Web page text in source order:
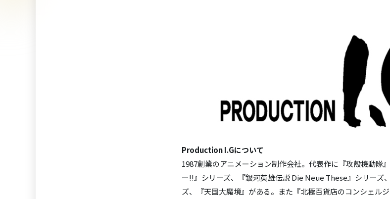
Production I.Gについて
1987創業のアニメーション制作会社。代表作に『攻殻機動隊
ー!!』シリーズ、『銀河英雄伝説 Die Neue These』シリーズ
ズ、『天国大魔境』がある。また『北極百貨店のコンシェル